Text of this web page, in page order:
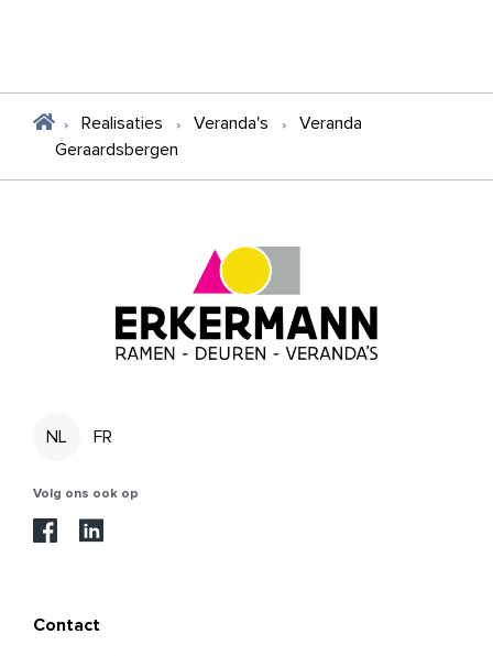
Realisaties Veranda's
Veranda
Geraardsbergen
NL FR
Volg ons ook op
Contact